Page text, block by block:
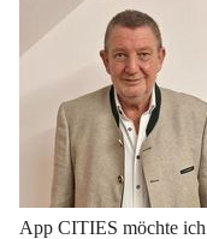
App CITIES möchte